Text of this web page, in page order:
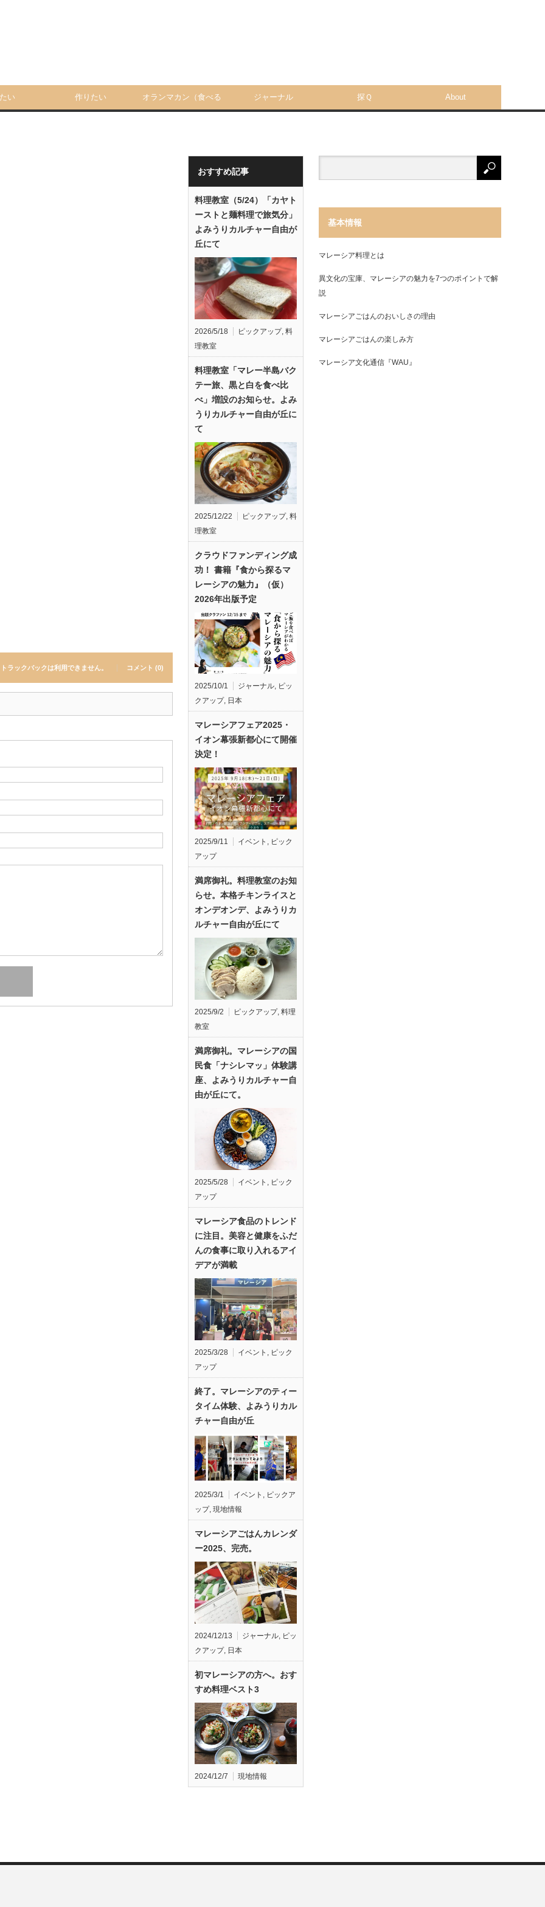
い 作りたい オランマカン（食べる ジャーナル 探Ｑ About
トラックバックは利用できません。 コメント (0)
おすすめ記事
料理教室（5/24）「カヤト
ーストと麺料理で旅気分」
よみうりカルチャー自由が
丘にて
2026/5/18 ピックアップ, 料
理教室
料理教室「マレー半島バク
テー旅、黒と白を食べ比
べ」増設のお知らせ。よみ
うりカルチャー自由が丘に
て
2025/12/22 ピックアップ, 料
理教室
クラウドファンディング成
功！ 書籍『食から探るマ
レーシアの魅力』（仮）
2026年出版予定
2025/10/1 ジャーナル, ピッ
クアップ, 日本
マレーシアフェア2025・
イオン幕張新都心にて開催
決定！
2025/9/11 イベント , ピック
アップ
満席御礼。料理教室のお知
らせ。本格チキンライスと
オンデオンデ、よみうりカ
ルチャー自由が丘にて
2025/9/2 ピックアップ, 料理
教室
満席御礼。マレーシアの国
民食「ナシレマッ」体験講
座、よみうりカルチャー自
由が丘にて。
2025/5/28 イベント , ピック
アップ
マレーシア食品のトレンド
に注目。美容と健康をふだ
んの食事に取り入れるアイ
デアが満載
2025/3/28 イベント
ピック
アップ
終了。マレーシアのティー
タイム体験、よみうりカル
チャー自由が丘
2025/3/1 イベント , ピックア
ップ, 現地情報
マレーシアごはんカレンダ
ー2025、完売。
2024/12/13 ジャーナル ピッ
クアップ, 日本
初マレーシアの方へ。おす
すめ料理ベスト3
2024/12/7 現地情報
基本情報
マレーシア料理とは
異文化の宝庫、マレーシアの魅力を7つのポイントで解
説
マレーシアごはんのおいしさの理由
マレーシアごはんの楽しみ方
マレーシア文化通信『WAU』